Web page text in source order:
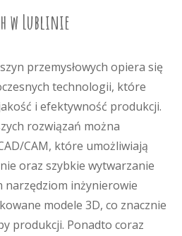
w Lublinie
przemysłowych opiera się
technologii, które
i efektywność produkcji.
rozwiązań można
CAM, które umożliwiają
oraz szybkie wytwarzanie
inżynierowie
modele 3D, co znacznie
produkcji. Ponadto coraz